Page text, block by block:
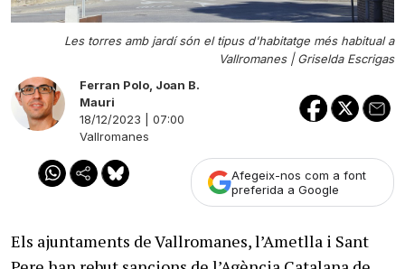
Les torres amb jardí són el tipus d'habitatge més habitual a
Vallromanes |Griselda Escrigas
Ferran Polo Joan B.
Mauri
18/12/2023 | 07:00
Vallromanes
Afegeix-nos com a font
preferida a Google
Els ajuntaments de Vallromanes, l’Ametlla i Sant